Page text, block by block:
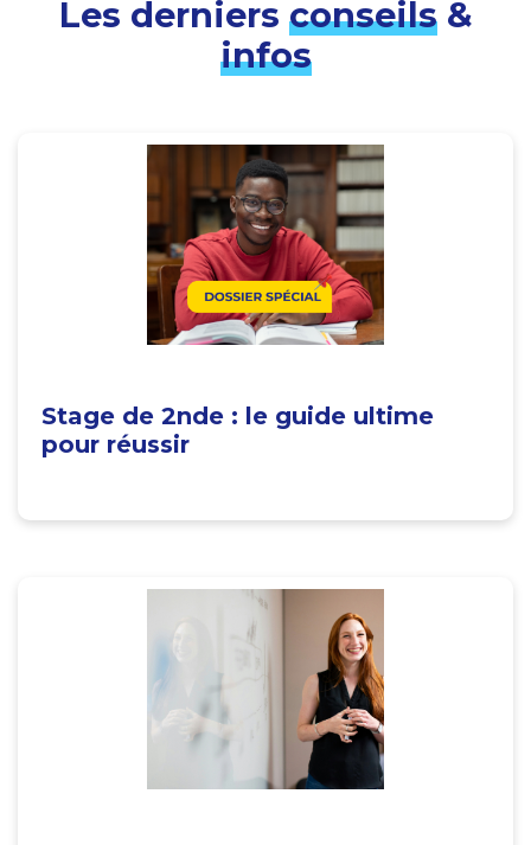
Les derniers conseils&
infos
Stage de 2nde : le guide ultime
pour réussir